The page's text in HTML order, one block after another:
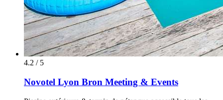
4.2 / 5
Novotel Lyon Bron Meeting & Events